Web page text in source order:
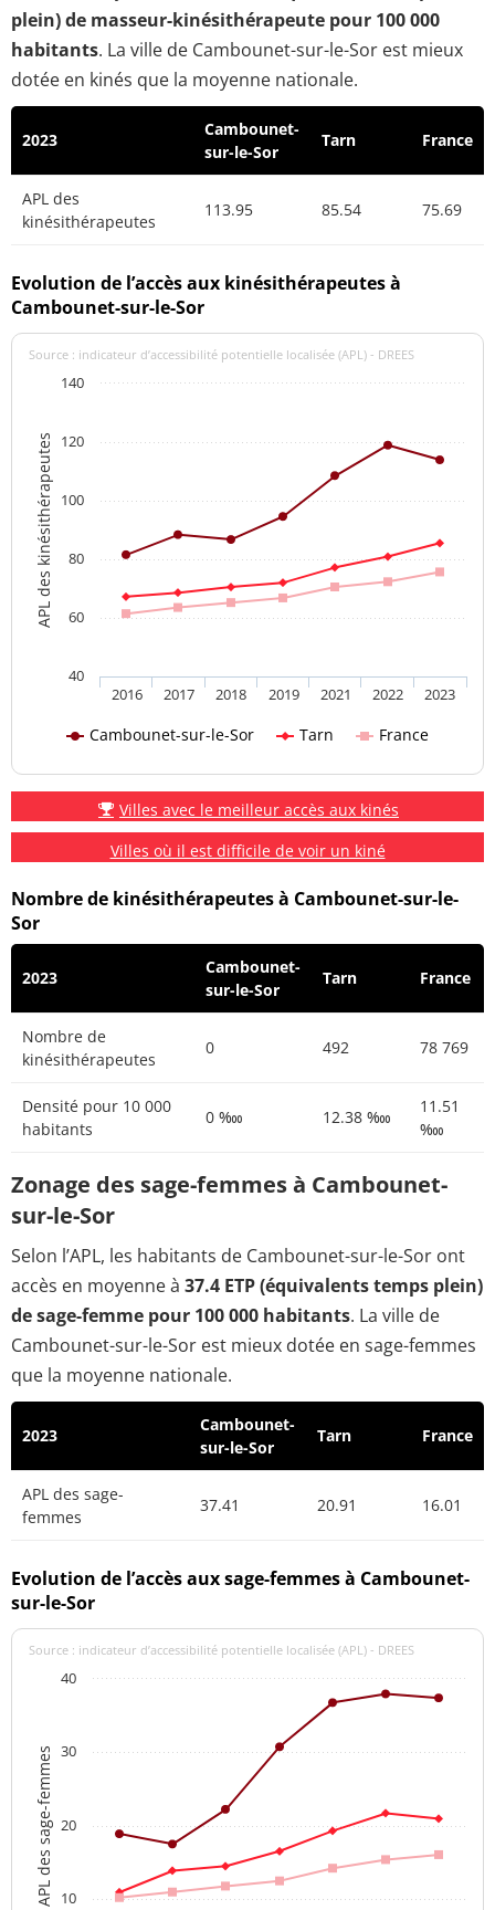
plein) de masseur-kinésithérapeute pour 100 000
habitants. La ville de Cambounet-sur-le-Sor est mieux
dotée en kinés que la moyenne nationale.
2023
Cambounet-
sur-le-Sor
Tarn France
APL des
kinésithérapeutes
113.95 85.54 75.69
Evolution de l’accès aux kinésithérapeutes à
Cambounet-sur-le-Sor
APL des kinésithérapeutes
Source : indicateur d’accessibilité potentielle localisée (APL) - DREES
Cambounet-sur-le-Sor Tarn France
2016 2017 2018 2019 2021 2022 2023
40
60
80
100
120
140
Villes avec le meilleur accès aux kinés
Villes où il est difficile de voir un kiné
Nombre de kinésithérapeutes à Cambounet-sur-le-
Sor
2023
Cambounet-
sur-le-Sor
Tarn France
Nombre de
kinésithérapeutes
0 492 78 769
Densité pour 10 000
habitants
0 ‱ 12.38 ‱
11.51
‱
Zonage des sage-femmes à Cambounet-
sur-le-Sor
Selon l’APL, les habitants de Cambounet-sur-le-Sor ont
accès en moyenne à 37.4 ETP (équivalents temps plein)
de sage-femme pour 100 000 habitants. La ville de
Cambounet-sur-le-Sor est mieux dotée en sage-femmes
que la moyenne nationale.
2023
Cambounet-
sur-le-Sor
Tarn France
APL des sage-
femmes
37.41 20.91 16.01
Evolution de l’accès aux sage-femmes à Cambounet-
sur-le-Sor
APL des sage-femmes
Source : indicateur d’accessibilité potentielle localisée (APL) - DREES
10
20
30
40